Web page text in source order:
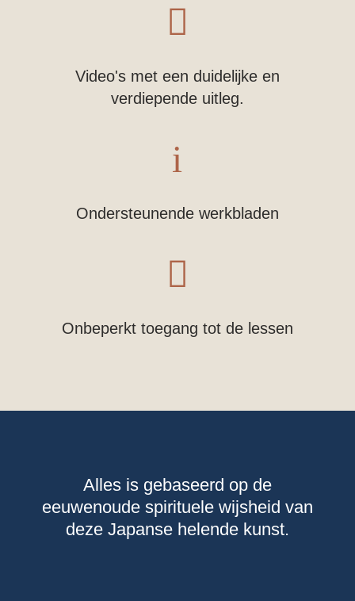

Video's met een duidelijke en
verdiepende uitleg.
i
Ondersteunende werkbladen

Onbeperkt toegang tot de lessen
Alles is gebaseerd op de
eeuwenoude spirituele wijsheid van
deze Japanse helende kunst.